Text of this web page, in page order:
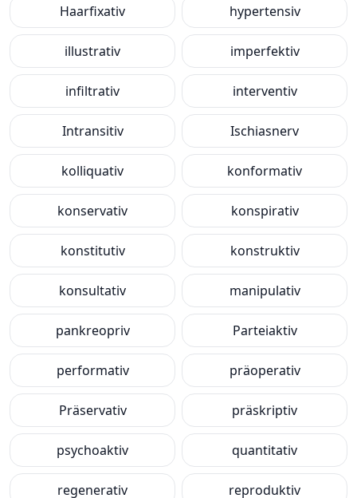
Haarfixativ hypertensiv
illustrativ imperfektiv
infiltrativ interventiv
Intransitiv Ischiasnerv
kolliquativ konformativ
konservativ konspirativ
konstitutiv konstruktiv
konsultativ manipulativ
pankreopriv Parteiaktiv
performativ präoperativ
Präservativ präskriptiv
psychoaktiv quantitativ
regenerativ reproduktiv